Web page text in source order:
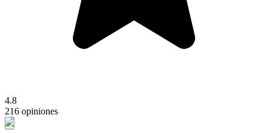
4.8
216 opiniones